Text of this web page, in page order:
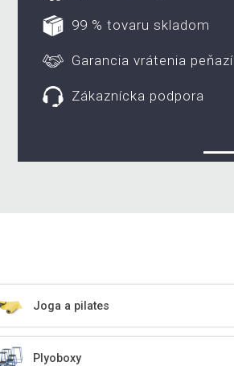
99 % tovaru skladom
Garancia vrátenia peňazí
Zákaznícka podpora
Joga a pilates
Plyoboxy